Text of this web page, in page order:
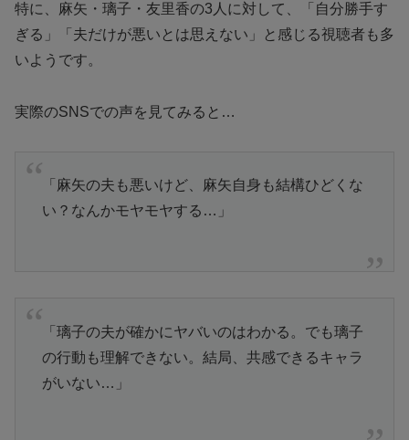
特に、麻矢・璃子・友里香の3人に対して、「自分勝手す
ぎる」「夫だけが悪いとは思えない」と感じる視聴者も多
いようです。
実際のSNSでの声を見てみると…
「麻矢の夫も悪いけど、麻矢自身も結構ひどくな
い？なんかモヤモヤする…」
「璃子の夫が確かにヤバいのはわかる。でも璃子
の行動も理解できない。結局、共感できるキャラ
がいない…」